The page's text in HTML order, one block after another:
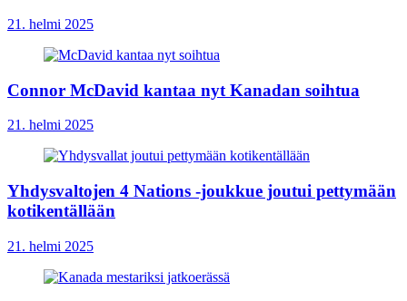
21. helmi 2025
Connor McDavid kantaa nyt Kanadan soihtua
21. helmi 2025
Yhdysvaltojen 4 Nations -joukkue joutui pettymään
kotikentällään
21. helmi 2025